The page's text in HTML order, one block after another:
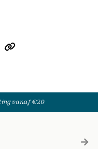
vanaf €20